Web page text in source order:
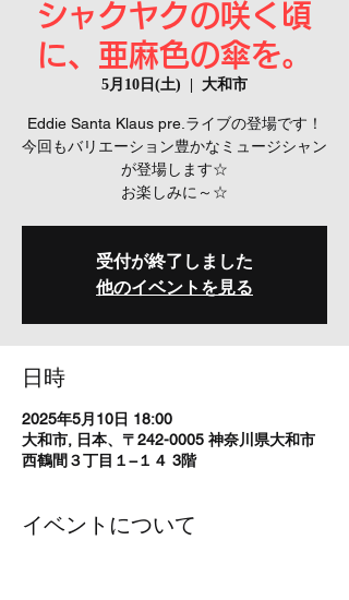
シャクヤクの咲く頃
に、亜麻色の傘を。
5月10日(土)
  |
大和市
Eddie Santa Klaus pre.ライブの登場です！
今回もバリエーション豊かなミュージシャン
が登場します☆
お楽しみに～☆
受付が終了しました
他のイベントを見る
日時
2025年5月10日 18:00
大和市, 日本、〒242-0005 神奈川県大和市
西鶴間３丁目１−１４ 3階
イベントについて